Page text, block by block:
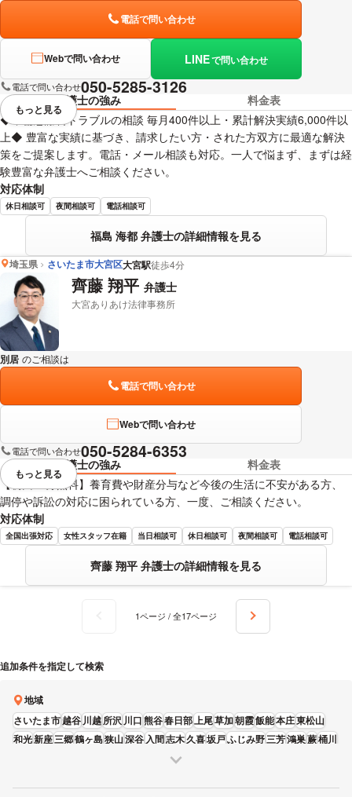
電話で問い合わせ
Webで問い合わせ LINEで問い合わせ
電話で問い合わせ050-5285-3126
弁護士の強み
料金表
◆不倫慰謝料トラブルの相談 毎月400件以上・累計解決実績6,000件以
上◆ 豊富な実績に基づき、請求したい方・された方双方に最適な解決
策をご提案します。電話・メール相談も対応。一人で悩まず、まずは経
験豊富な弁護士へご相談ください。
対応体制
休日相談可 夜間相談可 電話相談可
福島 海都 弁護士の詳細情報を見る
視覚的に省略されている要素を
もっと見る
埼玉県 さいたま市大宮区大宮駅徒歩4分
齊藤 翔平 弁護士
大宮ありあけ法律事務所
別居 のご相談は
電話で問い合わせ
Webで問い合わせ
電話で問い合わせ050-5284-6353
弁護士の強み
料金表
【初回30分無料】養育費や財産分与など今後の生活に不安がある方、
調停や訴訟の対応に困られている方、一度、ご相談ください。
対応体制
全国出張対応 女性スタッフ在籍 当日相談可 休日相談可 夜間相談可 電話相談可
齊藤 翔平 弁護士の詳細情報を見る
視覚的に省略されている要素を
もっと見る
1ページ / 全17ページ
追加条件を指定して検索
地域
さいたま市越谷川越所沢川口熊谷春日部上尾草加朝霞飯能本庄東松山
和光新座三郷鶴ヶ島狭山深谷入間志木久喜坂戸ふじみ野三芳鴻巣蕨桶川